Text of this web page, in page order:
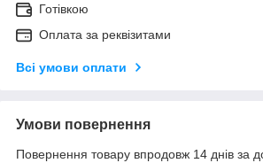
Готівкою
Оплата за реквізитами
Всі умови оплати
Умови повернення
Повернення товару впродовж 14 днів за